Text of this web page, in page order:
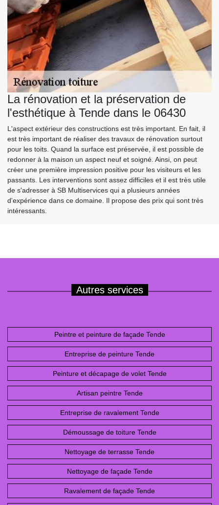
La rénovation et la préservation de
l'esthétique à Tende dans le 06430
L'aspect extérieur des constructions est très important. En fait, il
est très important de réaliser des travaux de rénovation surtout
pour les toits. Quand la surface est préservée, il est possible de
redonner à la maison un aspect neuf et soigné. Ainsi, on peut
créer une première impression positive pour les visiteurs et les
passants. Les interventions sont assez difficiles et il est très utile
de s'adresser à SB Multiservices qui a plusieurs années
d'expérience dans ce domaine. Il propose des prix qui sont très
intéressants.
Autres services
Peintre et peinture de façade Tende
Entreprise de peinture Tende
Peinture et décapage de volet Tende
Artisan peintre Tende
Entreprise de ravalement Tende
Démoussage de toiture Tende
Nettoyage de terrasse Tende
Nettoyage de façade Tende
Ravalement de façade Tende